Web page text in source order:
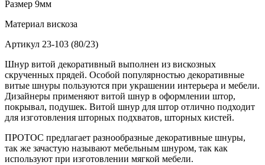
Размер 9мм
Материал вискоза
Артикул 23-103 (80/23)
Шнур витой декоративный выполнен из вискозных
скрученных прядей. Особой популярностью декоративные
витые шнуры пользуются при украшении интерьера и мебели.
Дизайнеры применяют витой шнур в оформлении штор,
покрывал, подушек. Витой шнур для штор отлично подходит
для изготовления шторных подхватов, шторных кистей.
ПРОТОС предлагает разнообразные декоративные шнуры,
так же зачастую называют мебельным шнуром, так как
используют при изготовлении мягкой мебели.